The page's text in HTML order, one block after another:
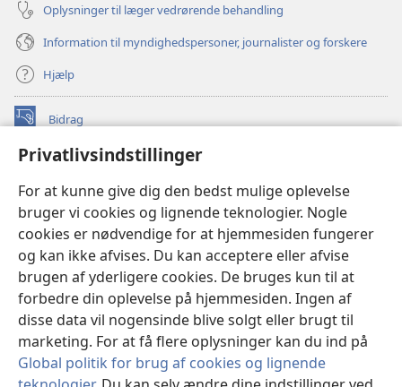
Privatlivsindstillinger
For at kunne give dig den bedst mulige oplevelse
bruger vi cookies og lignende teknologier. Nogle
cookies er nødvendige for at hjemmesiden fungerer
og kan ikke afvises. Du kan acceptere eller afvise
brugen af yderligere cookies. De bruges kun til at
forbedre din oplevelse på hjemmesiden. Ingen af
disse data vil nogensinde blive solgt eller brugt til
marketing. For at få flere oplysninger kan du ind på
Global politik for brug af cookies og lignende
Oplysninger til læger vedrørende behandling
Information til myndighedspersoner, journalister og forskere
Hjælp
Bidrag
(åbner
vindue)Watchtower ONLINE LIBRARY™
nyt
vindue)JW Hub
(åbner
nyt
vindue)JW Library
Watchtower Library
Copyright© 2026 Watch Tower Bible and Tract Society of Pennsylvania.